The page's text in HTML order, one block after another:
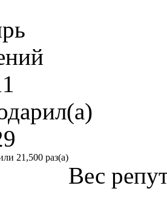
21,500 раз(а)
Вес